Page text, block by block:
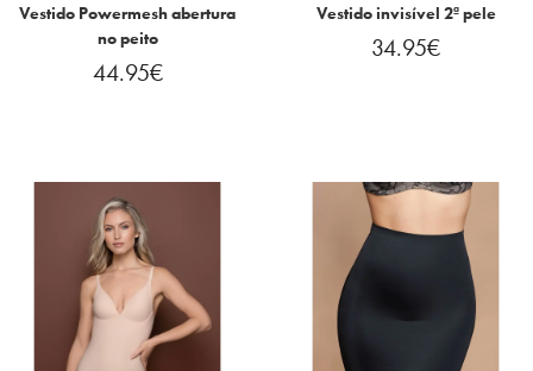
Vestido Powermesh abertura
no peito
44.95€
Vestido invisível 2ª pele
34.95€